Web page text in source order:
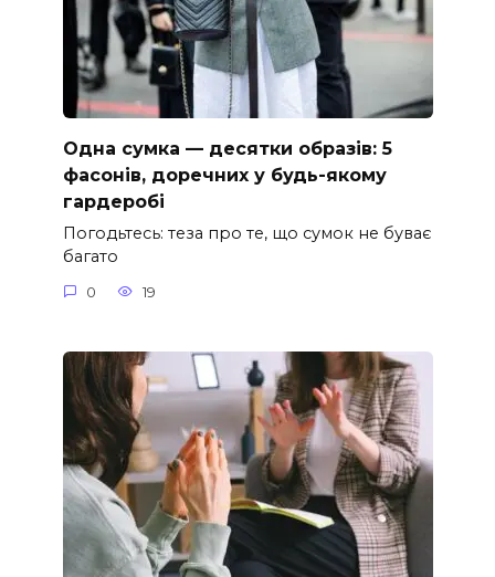
Одна сумка — десятки образів: 5
фасонів, доречних у будь-якому
гардеробі
Погодьтесь: теза про те, що сумок не буває
багато
0 19